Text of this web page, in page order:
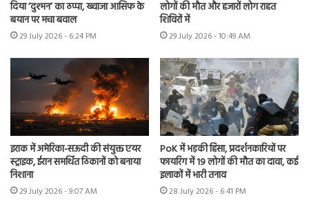
दिया ‘दुश्मन’ का ठप्पा, ख्वाजा आसिफ के
बयान पर मचा बवाल
29 July 2026 - 6:24 PM
लोगों की मौत और हजारों लोग राहत
शिविरों में
29 July 2026 - 10:49 AM
इराक में अमेरिका-सऊदी की संयुक्त एयर
स्ट्राइक, ईरान समर्थित ठिकानों को बनाया
निशाना
29 July 2026 - 9:07 AM
PoK में भड़की हिंसा, प्रदर्शनकारियों पर
फायरिंग में 19 लोगों की मौत का दावा, कई
इलाकों में भारी तनाव
28 July 2026 - 6:41 PM